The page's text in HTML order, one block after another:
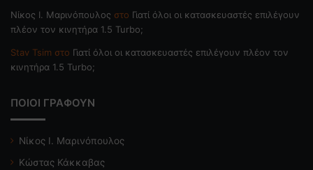
Nίκος Ι. Mαρινόπουλος στο Γιατί όλοι οι κατασκευαστές επιλέγουν
πλέον τον κινητήρα 1.5 Turbo;
Stav Tsim στο Γιατί όλοι οι κατασκευαστές επιλέγουν πλέον τον
κινητήρα 1.5 Turbo;
ΠΟΙΟΙ ΓΡΑΦΟΥΝ
Νίκος Ι. Μαρινόπουλος
Κώστας Κάκκαβας